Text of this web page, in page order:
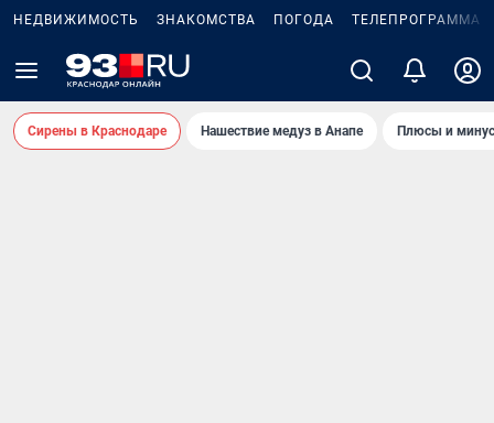
НЕДВИЖИМОСТЬ ЗНАКОМСТВА ПОГОДА ТЕЛЕПРОГРАММА
Сирены в Краснодаре Нашествие медуз в Анапе Плюсы и